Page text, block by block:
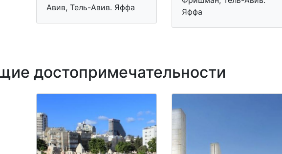
Авив, Тель-Авив. Яффа
Яффа
достопримечательности